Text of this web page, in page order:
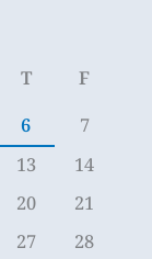
T
F
6
7
13
14
20
21
27
28